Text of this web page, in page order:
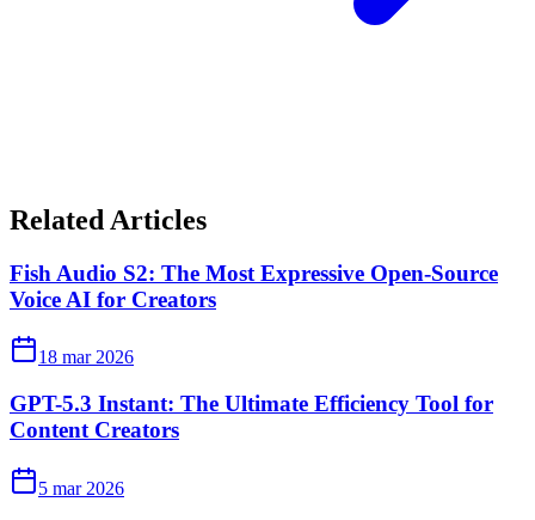
Related Articles
Fish Audio S2: The Most Expressive Open-Source
Voice AI for Creators
18 mar 2026
GPT-5.3 Instant: The Ultimate Efficiency Tool for
Content Creators
5 mar 2026